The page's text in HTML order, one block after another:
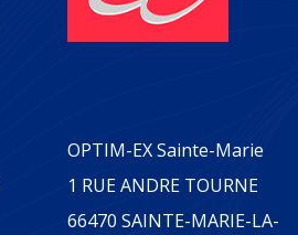
OPTIM-EX Sainte-Marie
1 RUE ANDRE TOURNE
66470 SAINTE-MARIE-LA-